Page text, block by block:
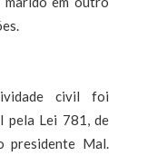
civil foi
pela Lei 781, de
presidente Mal.